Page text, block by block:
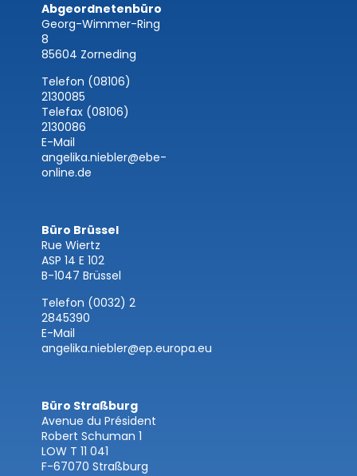
Abgeordnetenbüro
Georg-Wimmer-Ring
8
85604 Zorneding
Telefon (08106)
2130085
Telefax (08106)
2130086
E-Mail
angelika.niebler@ebe-
online.de
Büro Brüssel
Rue Wiertz
ASP 14 E 102
B-1047 Brüssel
Telefon (0032) 2
2845390
E-Mail
angelika.niebler@ep.europa.eu
Büro Straßburg
Avenue du Président
Robert Schuman 1
LOW T 11 041
F-67070 Straßburg